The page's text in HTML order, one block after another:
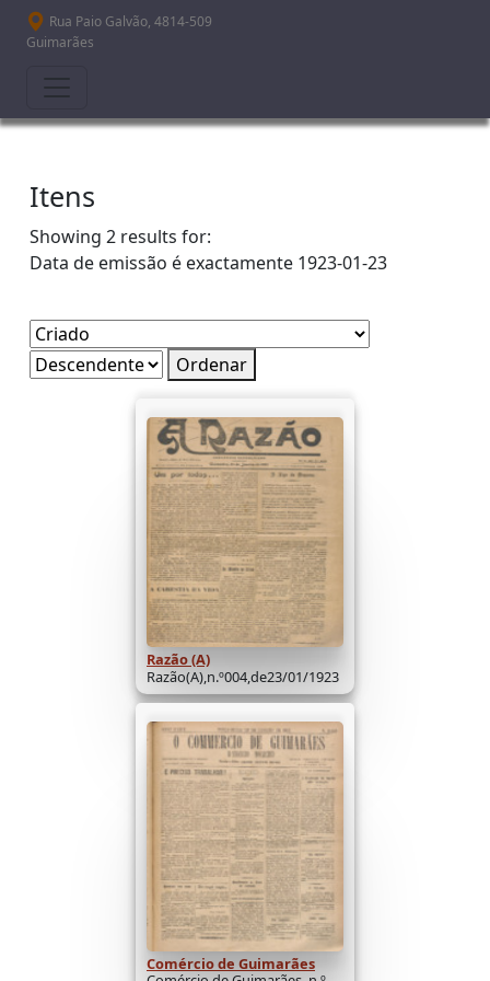
Passar para o conteúdo principal
Rua Paio Galvão, 4814-509
Guimarães
Itens
Showing 2 results for:
Data de emissão é exactamente 1923-01-23
Ordenar
Razão (A)
Razão(A),n.º004,de23/01/1923
Comércio de Guimarães